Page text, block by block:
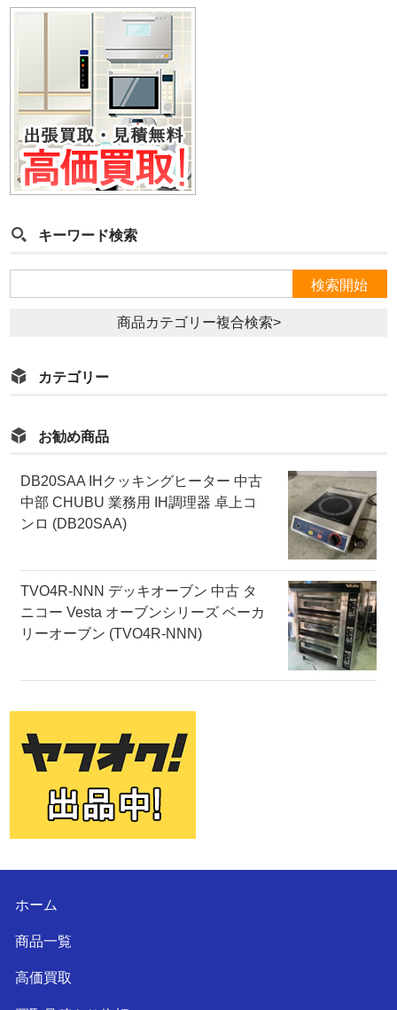
キーワード検索
商品カテゴリー複合検索>
カテゴリー
お勧め商品
DB20SAA IHクッキングヒーター 中古
中部 CHUBU 業務用 IH調理器 卓上コ
ンロ (DB20SAA)
TVO4R-NNN デッキオーブン 中古 タ
ニコー Vesta オーブンシリーズ ベーカ
リーオーブン (TVO4R-NNN)
ホーム
商品一覧
高価買取